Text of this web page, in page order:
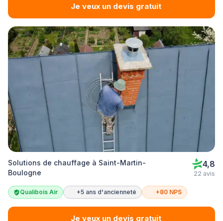
Je veux un devis gratuit
Solutions de chauffage à Saint-Martin-
Boulogne
4,8
22 avis
Qualibois Air +5 ans d'ancienneté +80 NPS
Je veux un devis gratuit